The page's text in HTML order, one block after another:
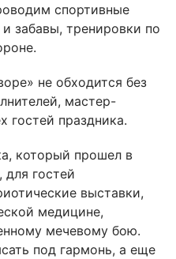
спортивные
забавы, тренировки по
не обходится без
мастер-
гостей праздника.
который прошел в
для гостей
выставки,
медицине,
мечевому бою.
под гармонь, а еще